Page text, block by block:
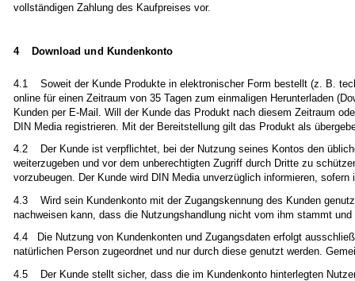
vollständigen Zahlung des Kaufpreises vor.
4 Download und Kundenkonto
4.1 Soweit der Kunde Produkte in elektronischer Form bestellt (z. B.
online für einen Zeitraum von 35 Tagen zum einmaligen Herunterladen
Kunden per E-Mail. Will der Kunde das Produkt nach diesem Zeitraum
DIN Media registrieren. Mit der Bereitstellung gilt das Produkt als
4.2 Der Kunde ist verpflichtet, bei der Nutzung seines Kontos den
weiterzugeben und vor dem unberechtigten Zugriff durch Dritte zu
vorzubeugen. Der Kunde wird DIN Media unverzüglich informieren,
4.3 Wird sein Kundenkonto mit der Zugangskennung des Kunden
nachweisen kann, dass die Nutzungshandlung nicht vom ihm stammt
4.4 Die Nutzung von Kundenkonten und Zugangsdaten erfolgt
natürlichen Person zugeordnet und nur durch diese genutzt werden.
4.5 Der Kunde stellt sicher, dass die im Kundenkonto hinterlegten